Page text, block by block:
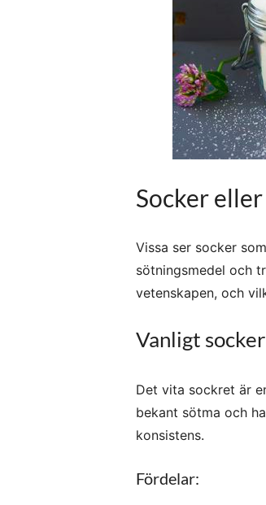
Socker
Vissa ser socker
sötningsmedel och
vetenskapen, och
Vanligt
Det vita sockret är
bekant sötma och
konsistens.
Fördelar: